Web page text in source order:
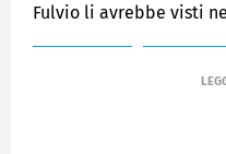
Fulvio li avrebbe visti